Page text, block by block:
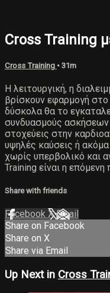
Cross Training
Cross Training • 31m
Η λειτουργική, η
βρίσκουν εφαρμογή
δύσκολα θα το
συνδυασμούς ασκήσεων
στοχεύεις στην
υψηλές καύσεις ή
χωρίς υπερβολικό και
Training είναι η
Share with friends
Facebook XEmail
Share on Facebook
Share on X
Share via Email
Up Next in Cross